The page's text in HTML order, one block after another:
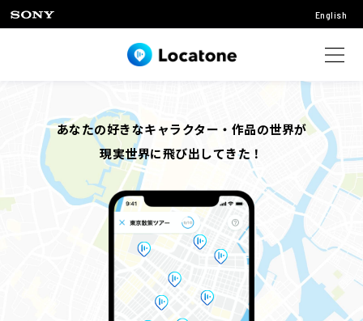
English
あなたの好きなキャラクター・作品の世界が
現実世界に飛び出してきた！